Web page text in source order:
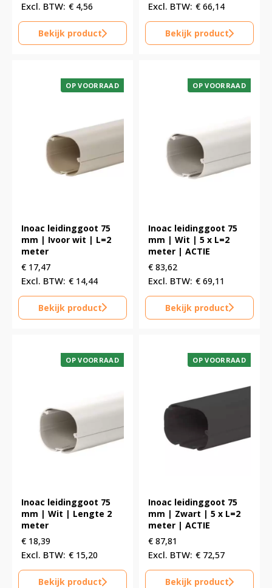
€ 4,56
Bekijk product
€ 66,14
Bekijk product
OP VOORRAAD
Inoac leidinggoot 75
mm | Ivoor wit | L=2
meter
€ 17,47
€ 14,44
Bekijk product
OP VOORRAAD
Inoac leidinggoot 75
mm | Wit | 5 x L=2
meter | ACTIE
€ 83,62
€ 69,11
Bekijk product
OP VOORRAAD
Inoac leidinggoot 75
mm | Wit | Lengte 2
meter
€ 18,39
€ 15,20
Bekijk product
OP VOORRAAD
Inoac leidinggoot 75
mm | Zwart | 5 x L=2
meter | ACTIE
€ 87,81
€ 72,57
Bekijk product